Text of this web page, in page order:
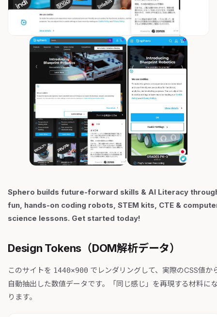
Sphero builds future-forward skills & AI Literacy
fun, hands-on coding robots, STEM kits, CTE &
science lessons. Get started today!
Design Tokens（DOM解析データ）
このサイトを 1440×900 でレンダリングして、実際のCSS値か
自動抽出した数値データです。「同じ感じ」を再現する材料に
ります。